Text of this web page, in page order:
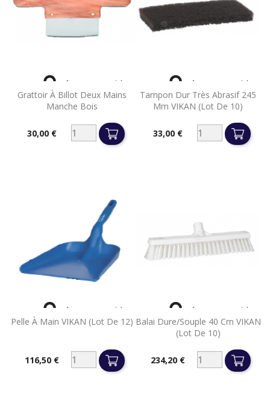
Grattoir À Billot Deux Mains
Manche Bois
Prix30,00 €
 Aperçu rapide
Tampon Dur Très Abrasif 245
Mm VIKAN (lot De 10)
Prix33,00 €
 Aperçu rapide
Pelle À Main VIKAN (lot De 12)
Prix116,50 €
 Aperçu rapide
Balai Dure/souple 40 Cm VIKAN
(lot De 10)
Prix234,20 €
 Aperçu rapide